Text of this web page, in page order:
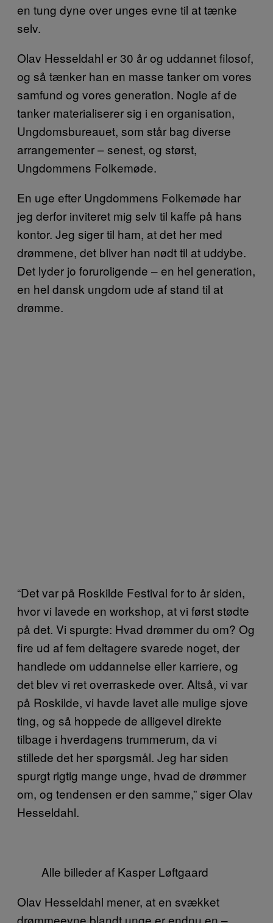
en tung dyne over unges evne til at tænke
selv.
Olav Hesseldahl er 30 år og uddannet filosof,
og så tænker han en masse tanker om vores
samfund og vores generation. Nogle af de
tanker materialiserer sig i en organisation,
Ungdomsbureauet, som står bag diverse
arrangementer – senest, og størst,
Ungdommens Folkemøde.
En uge efter Ungdommens Folkemøde har
jeg derfor inviteret mig selv til kaffe på hans
kontor. Jeg siger til ham, at det her med
drømmene, det bliver han nødt til at uddybe.
Det lyder jo foruroligende – en hel generation,
en hel dansk ungdom ude af stand til at
drømme.
“Det var på Roskilde Festival for to år siden,
hvor vi lavede en workshop, at vi først stødte
på det. Vi spurgte: Hvad drømmer du om? Og
fire ud af fem deltagere svarede noget, der
handlede om uddannelse eller karriere, og
det blev vi ret overraskede over. Altså, vi var
på Roskilde, vi havde lavet alle mulige sjove
ting, og så hoppede de alligevel direkte
tilbage i hverdagens trummerum, da vi
stillede det her spørgsmål. Jeg har siden
spurgt rigtig mange unge, hvad de drømmer
om, og tendensen er den samme,” siger Olav
Hesseldahl.
Alle billeder af Kasper Løftgaard
Olav Hesseldahl mener, at en svækket
drømmeevne blandt unge er endnu en –